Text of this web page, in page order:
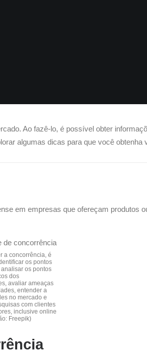
Ao fazê-lo, é possível obter
algumas dicas para que você obtenha
em empresas que ofereçam produtos
a concorrência, é
os pontos
os pontos
dos
avaliar ameaças
entender a
no mercado e
com clientes
inclusive online
Freepik)